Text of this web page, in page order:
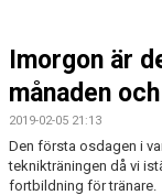
DOKUMENTBANK
KONTAKTA OSS
Imorgon är
månaden
2019-02-05 21:13
Den första osdagen i
teknikträningen då vi
fortbildning för tränare.